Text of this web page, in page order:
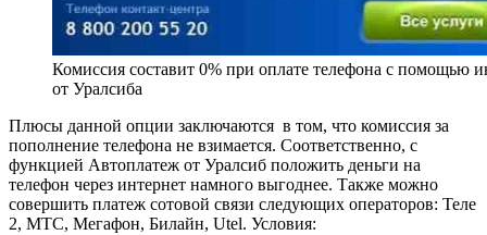
Комиссия составит 0% при оплате телефона с помощью
от Уралсиба
Плюсы данной опции заключаются в том, что комиссия за
пополнение телефона не взимается. Соответственно, с
функцией Автоплатеж от Уралсиб положить деньги на
телефон через интернет намного выгоднее. Также можно
совершить платеж сотовой связи следующих операторов: Теле
2, МТС, Мегафон, Билайн, Utel. Условия: